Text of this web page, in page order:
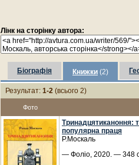
Лінк на сторінку автора:
Біографія Книжки (2)
Результат: 1-2 (всього 2)
Фото
Тринадцятиканоння:
популярна праця
Р.Москаль
— Фоліо, 2020. — 348